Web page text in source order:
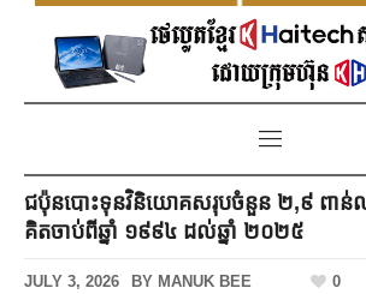
ជប៉ុនបោះទុនវិនិយោគសរុបចំនួន ២,៩ ពាន់លា
គិតចាប់ពីឆ្នាំ ១៩៩៤ ដល់ឆ្នាំ ២០២៥
JULY 3, 2026 BY MANUK BEE 0